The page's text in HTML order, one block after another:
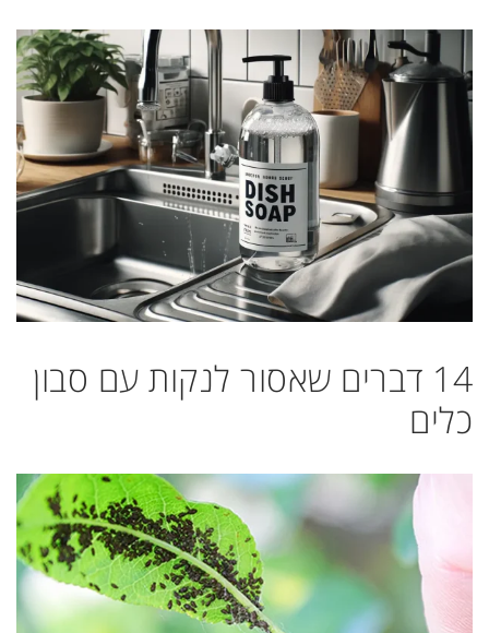
14 דברים שאסור לנקות עם סבון
כלים